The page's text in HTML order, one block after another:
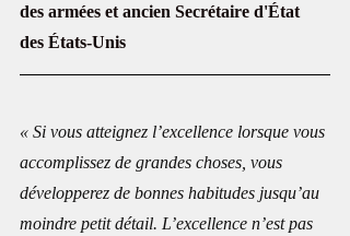
des armées et ancien Secrétaire d'État
des États-Unis
« Si vous atteignez l’excellence lorsque vous
accomplissez de grandes choses, vous
développerez de bonnes habitudes jusqu’au
moindre petit détail. L’excellence n’est pas